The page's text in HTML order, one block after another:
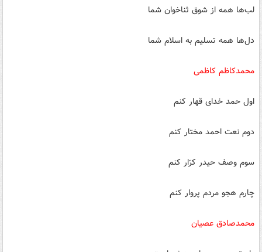
لب‌ها همه از شوق ثناخوان شما
دل‌ها همه تسلیم به اسلام شما
محمدکاظم کاظمی
اول حمد خدای قهار کنم
دوم نعت احمد مختار کنم
سوم وصف حیدر کرّار کنم
چارم هجو مردم پروار کنم
محمدصادق عصیان